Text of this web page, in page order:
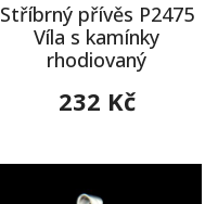
Stříbrný přívěs P2475
Víla s kamínky
rhodiovaný
232 Kč